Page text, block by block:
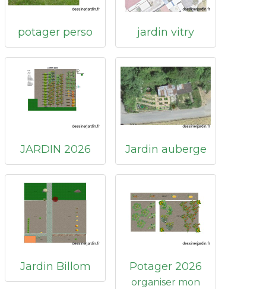
potager perso jardin vitry
JARDIN 2026 Jardin auberge
Jardin Billom Potager 2026
organiser mon